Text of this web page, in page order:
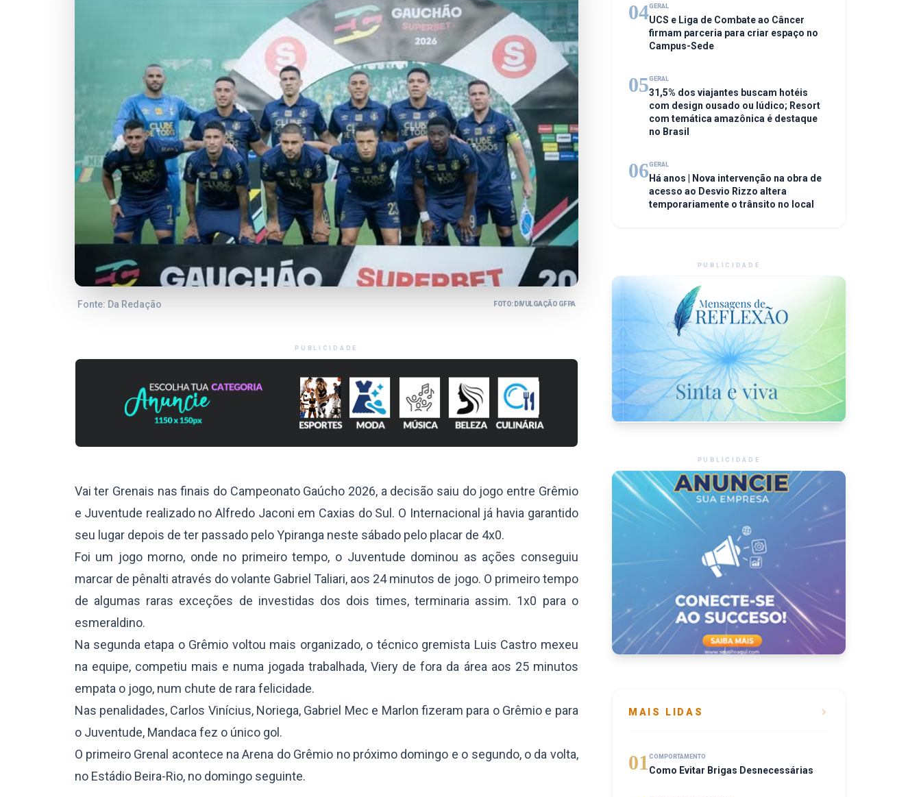
Fonte: Da Redação FOTO: DIVULGAÇÃO GFPA
PUBLICIDADE
Vai ter Grenais nas finais do Campeonato Gaúcho 2026, a decisão saiu do jogo entre Grêmio
e Juventude realizado no Alfredo Jaconi em Caxias do Sul. O Internacional já havia garantido
seu lugar depois de ter passado pelo Ypiranga neste sábado pelo placar de 4x0.
Foi um jogo morno, onde no primeiro tempo, o Juventude dominou as ações conseguiu
marcar de pênalti através do volante Gabriel Taliari, aos 24 minutos de jogo. O primeiro tempo
de algumas raras exceções de investidas dos dois times, terminaria assim. 1x0 para o
esmeraldino.
Na segunda etapa o Grêmio voltou mais organizado, o técnico gremista Luis Castro mexeu
na equipe, competiu mais e numa jogada trabalhada, Viery de fora da área aos 25 minutos
empata o jogo, num chute de rara felicidade.
Nas penalidades, Carlos Vinícius, Noriega, Gabriel Mec e Marlon fizeram para o Grêmio e para
o Juventude, Mandaca fez o único gol.
O primeiro Grenal acontece na Arena do Grêmio no próximo domingo e o segundo, o da volta,
no Estádio Beira-Rio, no domingo seguinte.
04GERAL
UCS e Liga de Combate ao Câncer
firmam parceria para criar espaço no
Campus-Sede
05GERAL
31,5% dos viajantes buscam hotéis
com design ousado ou lúdico; Resort
com temática amazônica é destaque
no Brasil
06GERAL
Há anos | Nova intervenção na obra de
acesso ao Desvio Rizzo altera
temporariamente o trânsito no local
PUBLICIDADE
PUBLICIDADE
MAIS LIDAS
01 COMPORTAMENTO
Como Evitar Brigas Desnecessárias